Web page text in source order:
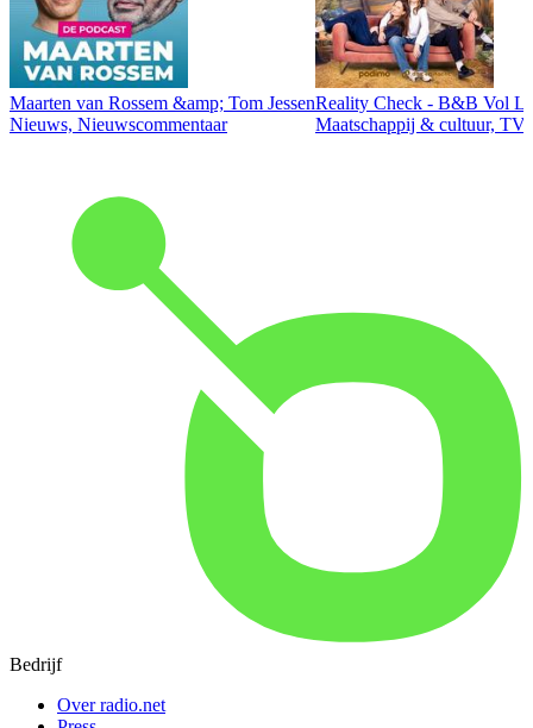
Maarten van Rossem &amp; Tom Jessen
Nieuws, Nieuwscommentaar
Reality Check - B&B Vol
Maatschappij & cultuur,
Bedrijf
Over radio.net